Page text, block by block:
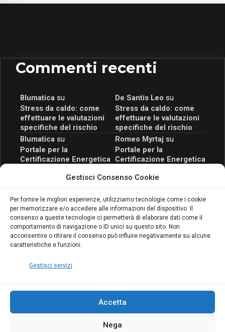
Gestisci Consenso Cookie
Per fornire le migliori esperienze, utilizziamo tecnologie come i cookie
per memorizzare e/o accedere alle informazioni del dispositivo. Il
consenso a queste tecnologie ci permetterà di elaborare dati come il
comportamento di navigazione o ID unici su questo sito. Non
acconsentire o ritirare il consenso può influire negativamente su alcune
caratteristiche e funzioni.
Gestisci servizi
Accetta
Nega
Commenti recenti
Blumaticasu
Stress da caldo: come
effettuare le valutazioni
specifiche del rischio
De Santis Leo su
Stress da caldo: come
effettuare le valutazioni
specifiche del rischio
Blumaticasu
Portale per la
Certificazione Energetica
scopri il Corso Blumatica
Romeo Myrtaj su
Portale per la
Certificazione Energetica
scopri il Corso Blumatica
Blumaticasu
Coordinatore della
Sicurezza: cosa è
richiesto per abilitazione
e aggiornamento